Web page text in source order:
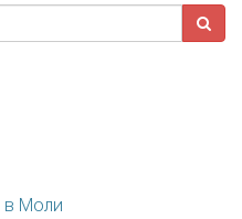
в Моли